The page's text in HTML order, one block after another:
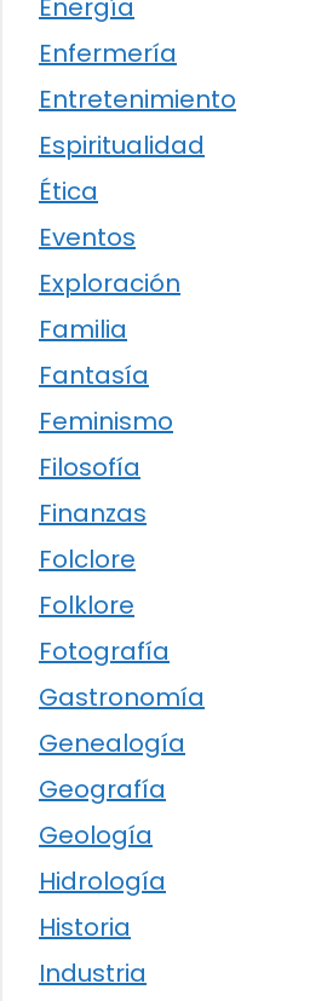
Energía
Enfermería
Entretenimiento
Espiritualidad
Ética
Eventos
Exploración
Familia
Fantasía
Feminismo
Filosofía
Finanzas
Folclore
Folklore
Fotografía
Gastronomía
Genealogía
Geografía
Geología
Hidrología
Historia
Industria